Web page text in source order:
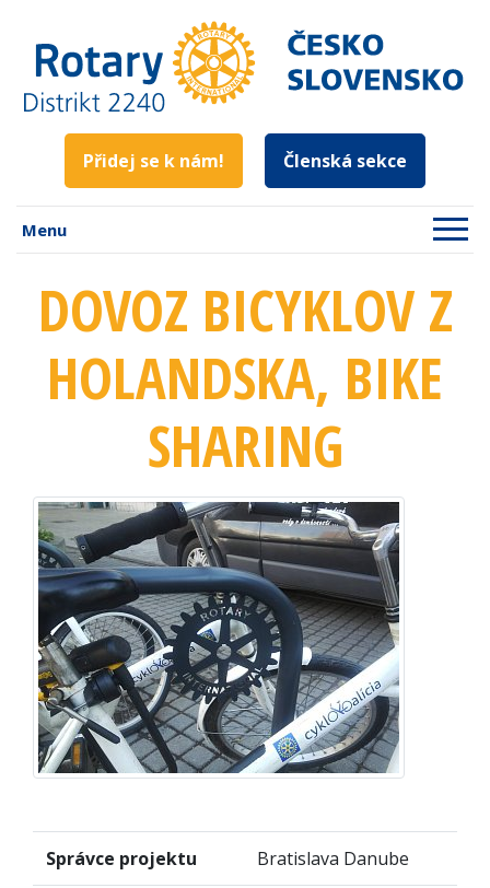
Přidej se k nám! Členská sekce
Menu
DOVOZ BICYKLOV Z
HOLANDSKA, BIKE
SHARING
Správce projektu Bratislava Danube